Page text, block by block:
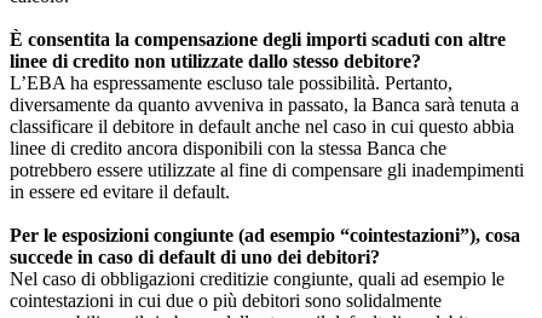
È consentita la compensazione degli importi scaduti con altre
linee di credito non utilizzate dallo stesso debitore?
L’EBA ha espressamente escluso tale possibilità. Pertanto,
diversamente da quanto avveniva in passato, la Banca sarà tenuta a
classificare il debitore in default anche nel caso in cui questo abbia
linee di credito ancora disponibili con la stessa Banca che
potrebbero essere utilizzate al fine di compensare gli inadempimenti
in essere ed evitare il default.
Per le esposizioni congiunte (ad esempio “cointestazioni”), cosa
succede in caso di default di uno dei debitori?
Nel caso di obbligazioni creditizie congiunte, quali ad esempio le
cointestazioni in cui due o più debitori sono solidalmente